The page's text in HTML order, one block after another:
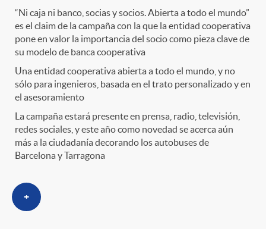
o
r
i
a
s
“Ni caja ni banco, socias y socios. Abierta a todo el mundo”
es el claim de la campaña con la que la entidad cooperativa
pone en valor la importancia del socio como pieza clave de
su modelo de banca cooperativa
Una entidad cooperativa abierta a todo el mundo, y no
sólo para ingenieros, basada en el trato personalizado y en
el asesoramiento
La campaña estará presente en prensa, radio, televisión,
redes sociales, y este año como novedad se acerca aún
más a la ciudadanía decorando los autobuses de
Barcelona y Tarragona
+